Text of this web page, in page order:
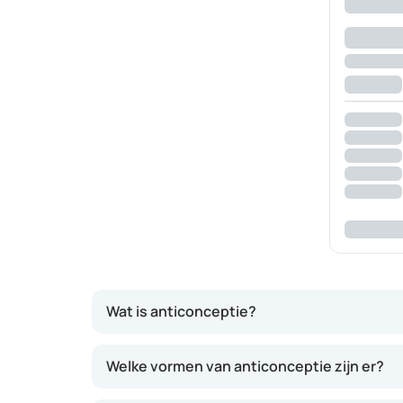
Wat is anticonceptie?
(barrièremiddelen) zorgen ervoor dat het
Welke vormen van anticonceptie zijn er?